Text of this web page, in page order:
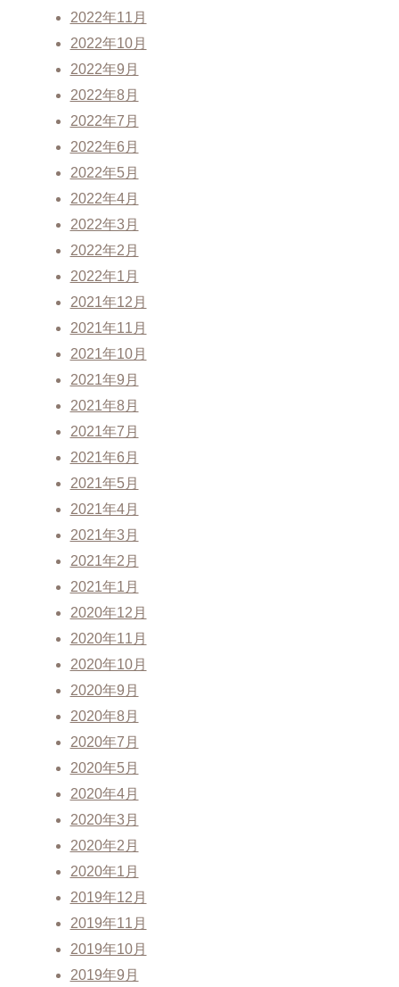
2022年11月
2022年10月
2022年9月
2022年8月
2022年7月
2022年6月
2022年5月
2022年4月
2022年3月
2022年2月
2022年1月
2021年12月
2021年11月
2021年10月
2021年9月
2021年8月
2021年7月
2021年6月
2021年5月
2021年4月
2021年3月
2021年2月
2021年1月
2020年12月
2020年11月
2020年10月
2020年9月
2020年8月
2020年7月
2020年5月
2020年4月
2020年3月
2020年2月
2020年1月
2019年12月
2019年11月
2019年10月
2019年9月